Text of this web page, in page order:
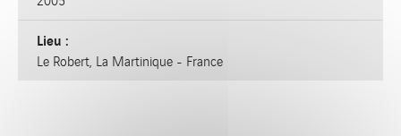
Lieu :
Le Robert, La Martinique - France